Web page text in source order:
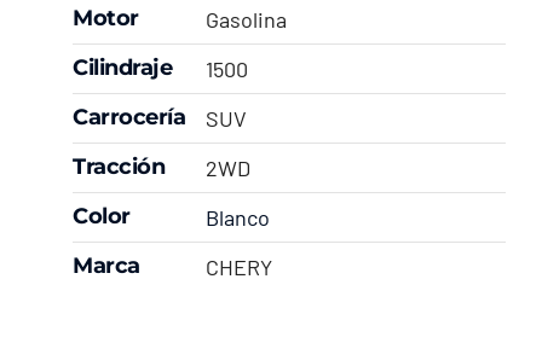
Motor
Gasolina
Cilindraje
1500
Carrocería
SUV
Tracción
2WD
Color
Blanco
Marca
CHERY